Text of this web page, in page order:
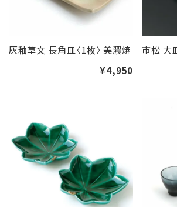
灰釉草文 長角皿〈1枚〉 美濃焼
¥4,950
市松 大